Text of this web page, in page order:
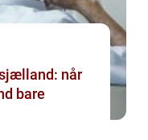
når
bare